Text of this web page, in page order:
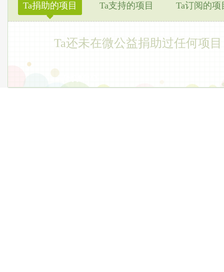
Ta捐助的项目
◆
Ta支持的项目 Ta订阅的项
Ta还未在微公益捐助过任何项目